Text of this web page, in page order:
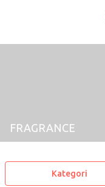
FRAGRANCE
Kategori